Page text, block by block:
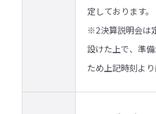
定しております。
※2決算説明会は
設けた上で、準
ため上記時刻より